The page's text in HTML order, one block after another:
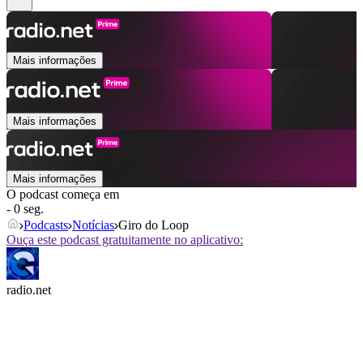
Mais informações
Mais informações
Mais informações
O podcast começa em
- 0 seg.
Podcasts Notícias Giro do Loop
Ouça este podcast gratuitamente no aplicativo:
radio.net